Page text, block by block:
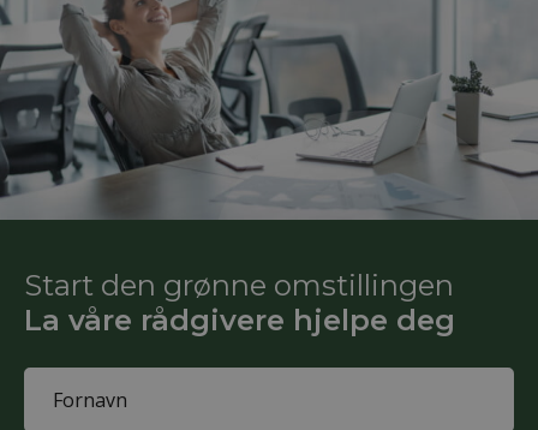
Start den grønne omstillingen
La våre rådgivere hjelpe deg
Name
(Påkrevd)